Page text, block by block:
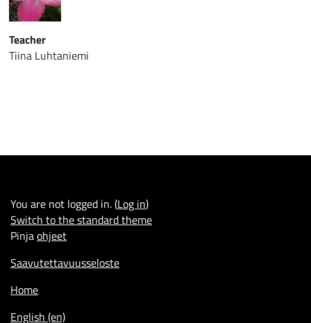
Teacher
Tiina Luhtaniemi
You are not logged in. (Log in)
Switch to the standard theme
Pinjaohjeet
Saavutettavuusseloste
Home
English ‎(en)‎